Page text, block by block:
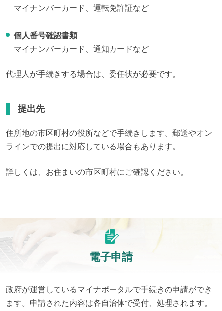
マイナンバーカード、運転免許証など
個人番号確認書類
マイナンバーカード、通知カードなど
代理人が手続きする場合は、委任状が必要です。
提出先
住所地の市区町村の役所などで手続きします。郵送やオン
ラインでの提出に対応している場合もあります。
詳しくは、お住まいの市区町村にご確認ください。
電子申請
政府が運営しているマイナポータルで手続きの申請ができ
ます。申請された内容は各自治体で受付、処理されます。